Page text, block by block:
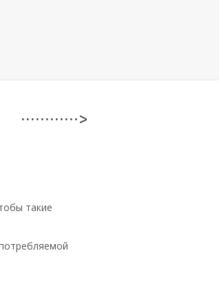
· · · · · · · · · · · · >
такие